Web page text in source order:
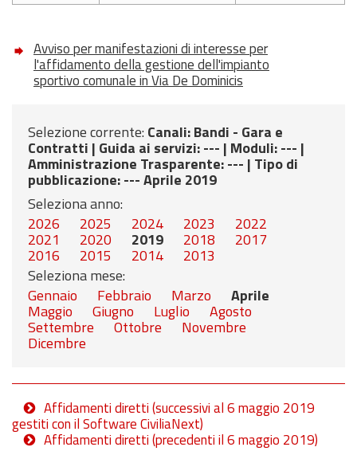
Avviso per manifestazioni di interesse per
l'affidamento della gestione dell'impianto
sportivo comunale in Via De Dominicis
Selezione corrente: Canali: Bandi - Gara e
Contratti | Guida ai servizi: --- | Moduli: --- |
Amministrazione Trasparente: --- | Tipo di
pubblicazione: --- Aprile 2019
Seleziona anno:
2026
2025 2024 2023 2022
2021 2020 2019 2018 2017
2016 2015 2014
2013
Seleziona mese:
Gennaio
Febbraio Marzo Aprile
Maggio Giugno Luglio Agosto
Settembre Ottobre Novembre
Dicembre
Affidamenti diretti (successivi al 6 maggio 2019
gestiti con il Software CiviliaNext)
Affidamenti diretti (precedenti il 6 maggio 2019)